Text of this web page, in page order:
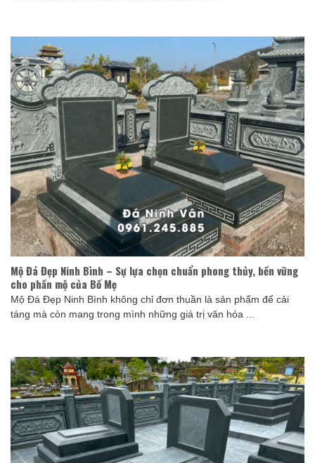
Mộ Đá Đẹp Ninh Bình – Sự lựa chọn chuẩn phong thủy, bền vững
cho phần mộ của Bố Mẹ
Mộ Đá Đẹp Ninh Bình không chỉ đơn thuần là sản phẩm để cải
táng mà còn mang trong mình những giá trị văn hóa ...